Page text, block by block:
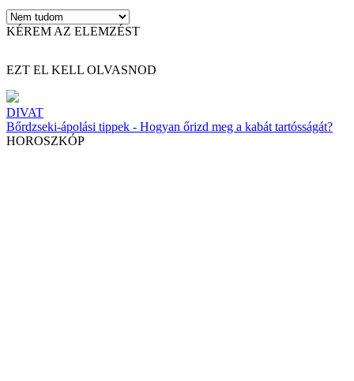
KÉREM AZ ELEMZÉST
EZT EL KELL OLVASNOD
DIVAT
Bőrdzseki-ápolási tippek - Hogyan őrizd meg a kabát tartósságát?
HOROSZKÓP